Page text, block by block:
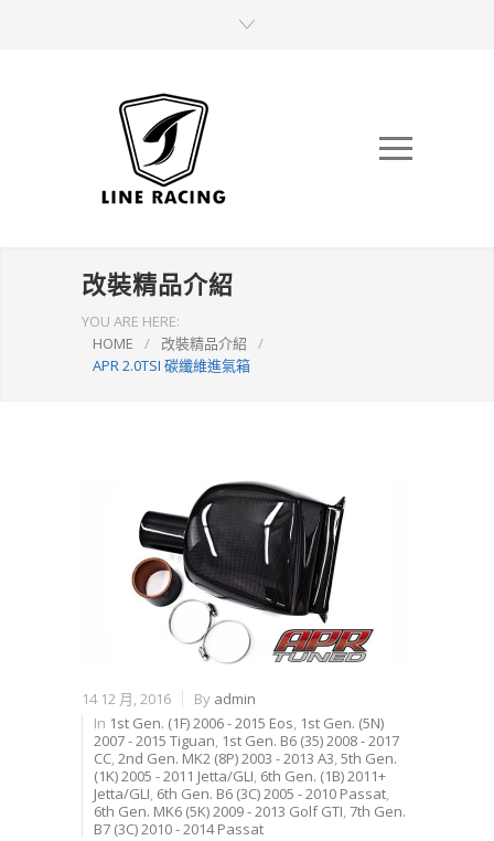
改裝精品介紹
YOU ARE HERE:
HOME
/ 改裝精品介紹
/
APR 2.0TSI 碳纖維進氣箱
14 12 月, 2016 By admin
In 1st Gen. (1F) 2006 - 2015 Eos, 1st Gen. (5N)
2007 - 2015 Tiguan, 1st Gen. B6 (35) 2008 - 2017
CC,2nd Gen. MK2 (8P) 2003 - 2013 A3,5th Gen.
(1K) 2005 - 2011 Jetta/GLI, 6th Gen. (1B) 2011+
Jetta/GLI, 6th Gen. B6 (3C) 2005 - 2010 Passat,
6th Gen. MK6 (5K) 2009 - 2013 Golf GTI, 7th Gen.
B7 (3C) 2010 - 2014 Passat